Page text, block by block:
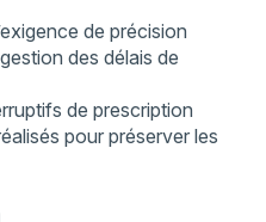
de précision
des délais de
de prescription
pour préserver les